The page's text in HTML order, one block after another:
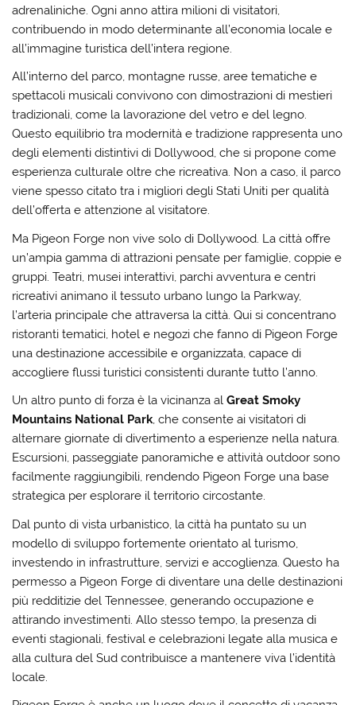
adrenaliniche. Ogni anno attira milioni di visitatori,
contribuendo in modo determinante all’economia locale e
all’immagine turistica dell’intera regione.
All’interno del parco, montagne russe, aree tematiche e
spettacoli musicali convivono con dimostrazioni di mestieri
tradizionali, come la lavorazione del vetro e del legno.
Questo equilibrio tra modernità e tradizione rappresenta uno
degli elementi distintivi di Dollywood, che si propone come
esperienza culturale oltre che ricreativa. Non a caso, il parco
viene spesso citato tra i migliori degli Stati Uniti per qualità
dell’offerta e attenzione al visitatore.
Ma Pigeon Forge non vive solo di Dollywood. La città offre
un’ampia gamma di attrazioni pensate per famiglie, coppie e
gruppi. Teatri, musei interattivi, parchi avventura e centri
ricreativi animano il tessuto urbano lungo la Parkway,
l’arteria principale che attraversa la città. Qui si concentrano
ristoranti tematici, hotel e negozi che fanno di Pigeon Forge
una destinazione accessibile e organizzata, capace di
accogliere flussi turistici consistenti durante tutto l’anno.
Un altro punto di forza è la vicinanza alGreat Smoky
Mountains National Park, che consente ai visitatori di
alternare giornate di divertimento a esperienze nella natura.
Escursioni, passeggiate panoramiche e attività outdoor sono
facilmente raggiungibili, rendendo Pigeon Forge una base
strategica per esplorare il territorio circostante.
Dal punto di vista urbanistico, la città ha puntato su un
modello di sviluppo fortemente orientato al turismo,
investendo in infrastrutture, servizi e accoglienza. Questo ha
permesso a Pigeon Forge di diventare una delle destinazioni
più redditizie del Tennessee, generando occupazione e
attirando investimenti. Allo stesso tempo, la presenza di
eventi stagionali, festival e celebrazioni legate alla musica e
alla cultura del Sud contribuisce a mantenere viva l’identità
locale.